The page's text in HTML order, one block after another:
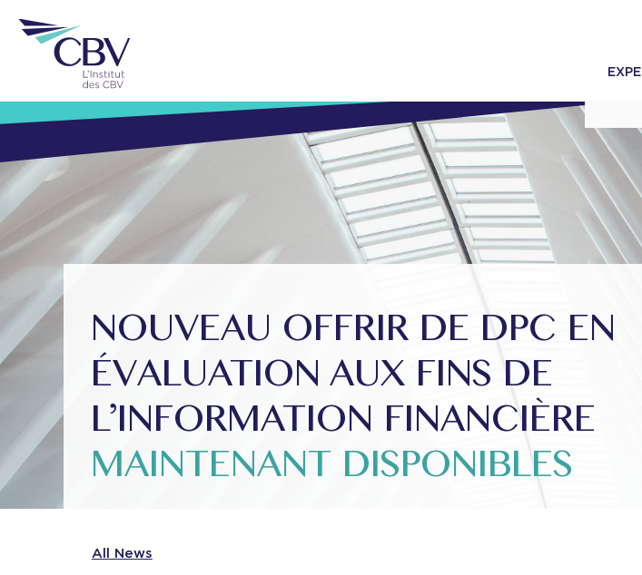
NOUVEAU OFFRIR DE DPC EN
ÉVALUATION AUX FINS DE
L’INFORMATION FINANCIÈRE
MAINTENANT DISPONIBLES
All News